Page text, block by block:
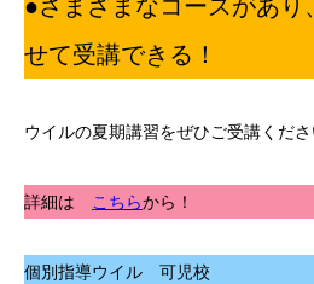
●さまざまなコースがあり
せて受講できる！
ウイルの夏期講習をぜひご受講くださ
詳細は こちらから！
個別指導ウイル 可児校